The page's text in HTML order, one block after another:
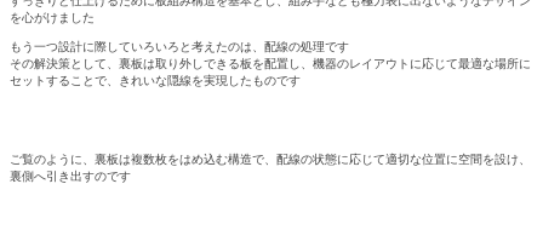
を心がけました
もう一つ設計に際していろいろと考えたのは、配線の処理です
その解決策として、裏板は取り外しできる板を配置し、機器のレイアウトに応じて最適な場所に
セットすることで、きれいな隠線を実現したものです
ご覧のように、裏板は複数枚をはめ込む構造で、配線の状態に応じて適切な位置に空間を設け、
裏側へ引き出すのです